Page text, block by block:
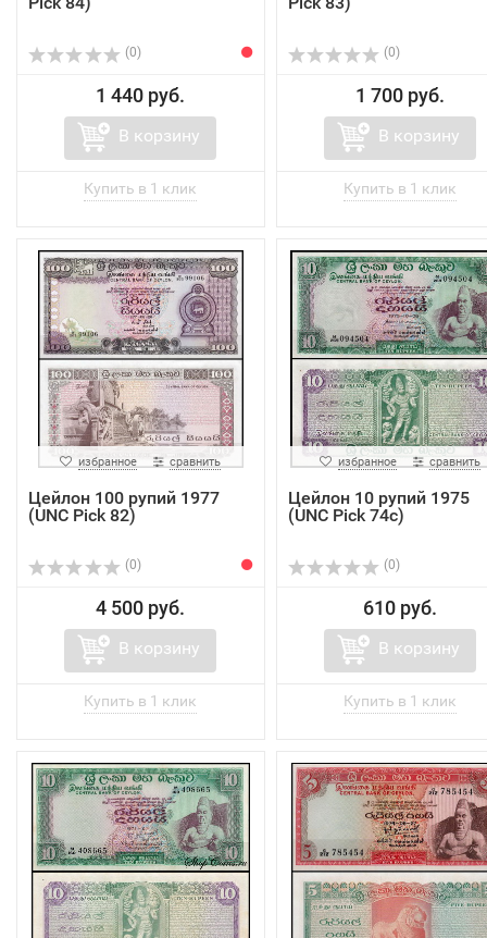
(0)
1 440 руб.
В корзину
(0)
1 700 руб.
В корзину
избранное сравнить
Цейлон 100 рупий 1977
(UNC Pick 82)
(0)
4 500 руб.
В корзину
избранное сравнить
Цейлон 10 рупий 1975
(UNC Pick 74c)
(0)
610 руб.
В корзину